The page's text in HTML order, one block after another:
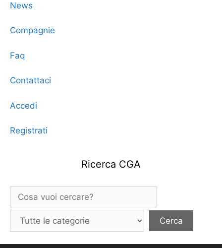
News
Compagnie
Faq
Contattaci
Accedi
Registrati
Ricerca CGA